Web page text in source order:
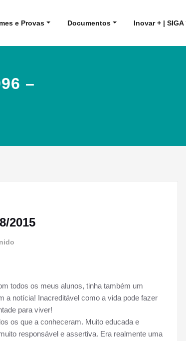
e Provas Documentos Inovar + | SIGA
–
2015
todos os meus alunos, tinha também um
a notícia! Inacreditável como a vida pode fazer
para viver!
os que a conheceram. Muito educada e
responsável e assertiva. Era realmente uma